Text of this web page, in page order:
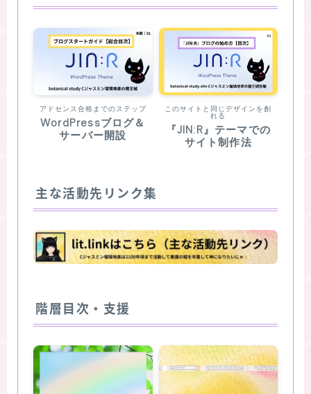
アドセンス合格までのステップ
WordPressブログ＆
サーバー開設
このサイトと同じデザインを創
れる
『JIN:R』テーマでの
サイト制作法
主な活動先リンク集
階層目次・支援